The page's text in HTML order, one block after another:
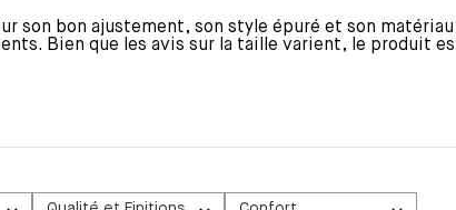
son bon ajustement, son style épuré et son
Bien que les avis sur la taille varient, le produit